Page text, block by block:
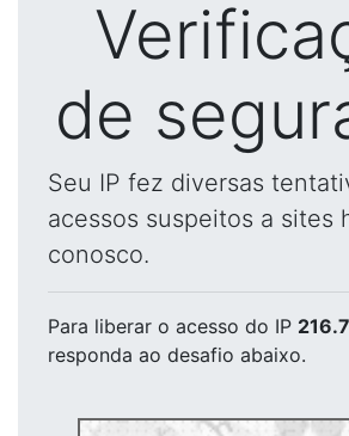
de
Seu IP fez diversas
acessos suspeitos a sites
conosco.
Para liberar o acesso do IP
responda ao desafio abaixo.